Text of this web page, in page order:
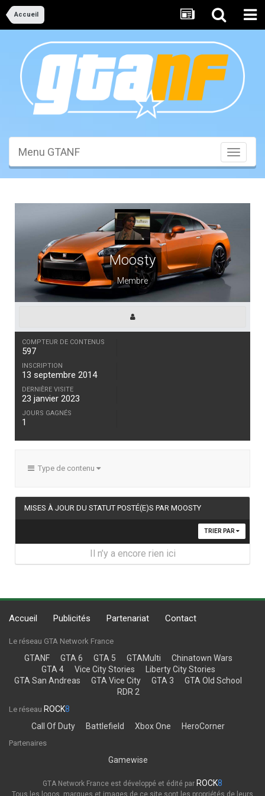
Accueil
Toggle
Menu GTANF
Moosty
Membre
COMPTEUR DE CONTENUS
597
INSCRIPTION
13 septembre 2014
DERNIÈRE VISITE
23 janvier 2023
JOURS GAGNÉS
1
Type de contenu
MISES À JOUR DU STATUT POSTÉ(E)S PAR MOOSTY
TRIER PAR
Il n’y a encore rien ici
Accueil Publicités Partenariat Contact
Le réseau GTA Network France
GTANF GTA 6 GTA 5 GTAMulti
Chinatown Wars
GTA 4
Vice City Stories
Liberty City Stories
GTA San Andreas
GTA Vice City GTA 3
GTA Old School
RDR 2
Le réseau ROCK8
Call Of Duty
Battlefield Xbox One HeroCorner
Partenaires
Gamewise
GTA Network France est développé et édité par ROCK8